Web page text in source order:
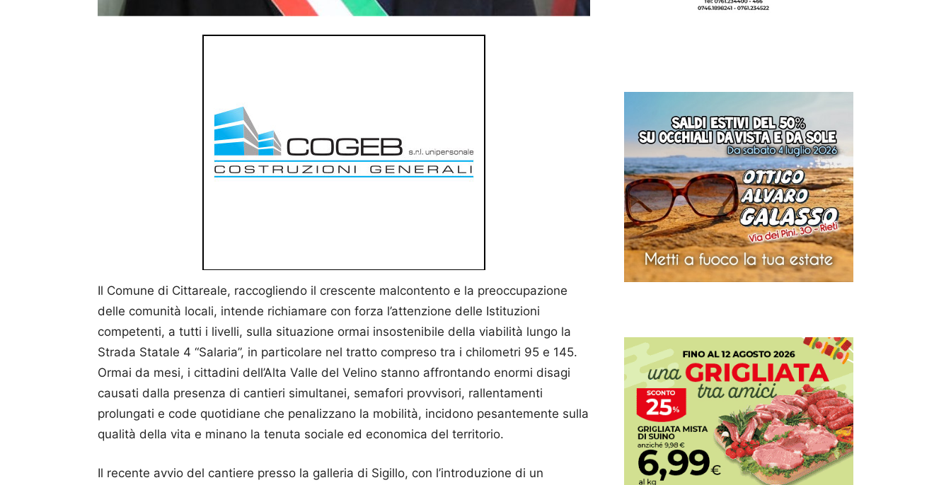
Il Comune di Cittareale, raccogliendo il crescente malcontento e la preoccupazione
delle comunità locali, intende richiamare con forza l’attenzione delle Istituzioni
competenti, a tutti i livelli, sulla situazione ormai insostenibile della viabilità lungo la
Strada Statale 4 “Salaria”, in particolare nel tratto compreso tra i chilometri 95 e 145.
Ormai da mesi, i cittadini dell’Alta Valle del Velino stanno affrontando enormi disagi
causati dalla presenza di cantieri simultanei, semafori provvisori, rallentamenti
prolungati e code quotidiane che penalizzano la mobilità, incidono pesantemente sulla
qualità della vita e minano la tenuta sociale ed economica del territorio.
Il recente avvio del cantiere presso la galleria di Sigillo, con l’introduzione di un